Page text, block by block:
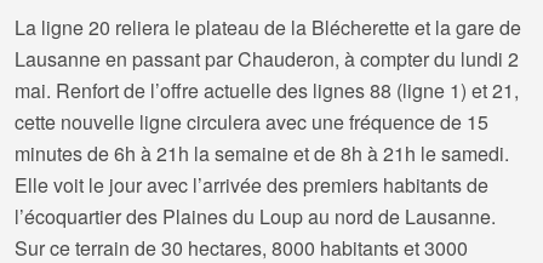
La ligne 20 reliera le plateau de la Blécherette et la gare de
Lausanne en passant par Chauderon, à compter du lundi 2
mai. Renfort de l’offre actuelle des lignes 88 (ligne 1) et 21,
cette nouvelle ligne circulera avec une fréquence de 15
minutes de 6h à 21h la semaine et de 8h à 21h le samedi.
Elle voit le jour avec l’arrivée des premiers habitants de
l’écoquartier des Plaines du Loup au nord de Lausanne.
Sur ce terrain de 30 hectares, 8000 habitants et 3000